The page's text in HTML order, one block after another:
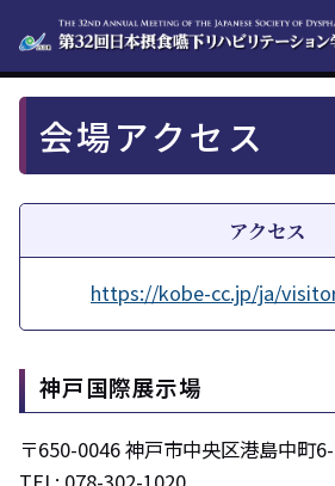
会場アクセス
アクセス
https://kobe-cc.jp/ja/
神戸国際展示場
〒650-0046 神戸市中央区港島中町